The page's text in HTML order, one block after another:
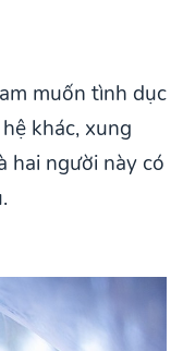
muốn tình dục
khác, xung
hai người này có